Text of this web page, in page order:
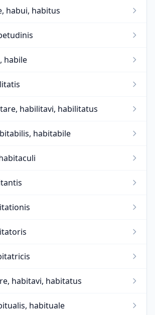
habui, habitus
habile
habilitavi, habilitatus
habitabile
habitavi, habitatus
habituale